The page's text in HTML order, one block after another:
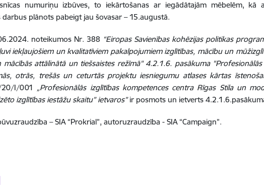
numuriņu izbūves, to iekārtošanas ar iegādātajām mēbelēm,
plānots pabeigt jau šovasar – 15.augustā.
noteikumos Nr. 388 “Eiropas Savienības kohēzijas politikas
iekļaujošiem un kvalitatīviem pakalpojumiem izglītības, mācību un
attālinātā un tiešsaistes režīmā" 4.2.1.6. pasākuma
otrās, trešās un ceturtās projektu iesniegumu atlases kārtas
20/I/001 „Profesionālās izglītības kompetences centra Rīgas Stila un
izglītības iestāžu skaitu” ietvaros”ir posmots un ietverts
– SIA “Prokrial”, autoruzraudzība - SIA “Campaign”.